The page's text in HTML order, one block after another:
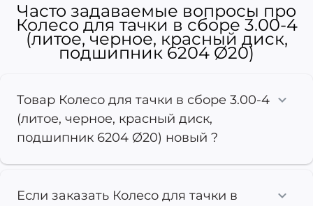
Часто задаваемые вопросы про
Колесо для тачки в сборе 3.00-4
(литое, черное, красный диск,
подшипник 6204 Ø20)
Товар Колесо для тачки в сборе 3.00-4
(литое, черное, красный диск,
подшипник 6204 Ø20) новый ?
Если заказать Колесо для тачки в